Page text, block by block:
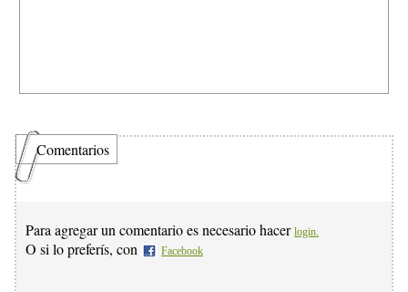
Comentarios
Para agregar un comentario es necesario hacer login.
O si lo preferís, con Facebook